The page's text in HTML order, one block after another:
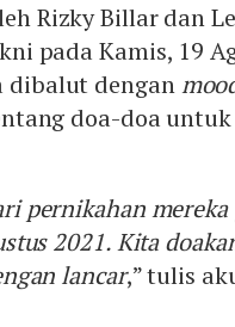
Rizky Billar dan
pada Kamis, 19
dibalut dengan
doa-doa untuk
pernikahan mereka
2021. Kita
lancar,” tulis